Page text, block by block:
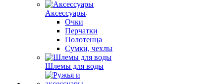
Аксессуары
Очки
Перчатки
Полотенца
Сумки, чехлы
Шлемы для воды